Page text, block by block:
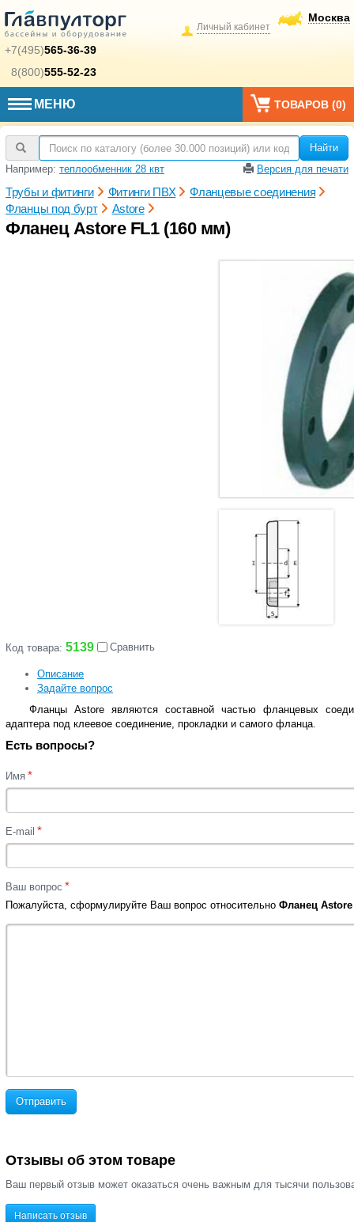
+7(495)565-36-39
8(800)555-52-23
Москва
Личный кабинет
МЕНЮ ТОВАРОВ (0)
Найти
Например: теплообменник 28 квт Версия для печати
Трубы и фитинги Фитинги ПВХ
Фланцевые соединения
Фланцы под бурт
Astore
Фланец Astore FL1 (160 мм)
Код товара: 5139 Сравнить
Описание
Задайте вопрос
Фланцы Astore являются составной частью фланцевых
адаптера под клеевое соединение, прокладки и самого фланца.
Есть вопросы?
Имя *
E-mail *
Ваш вопрос *
Пожалуйста, сформулируйте Ваш вопрос относительно Фланец
Отправить
Отзывы об этом товаре
Ваш первый отзыв может оказаться очень важным для тысячи
Написать отзыв